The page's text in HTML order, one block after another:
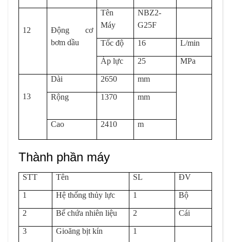
12
Động cơ
bơm dầu
Tên
Máy
NBZ2-
G25F
Tốc độ 16 L/min
Áp lực 25 MPa
13
Dài 2650 mm
Rộng 1370 mm
Cao 2410 m
Thành phần máy
STT Tên SL ĐV
1 Hệ thống thủy lực 1 Bộ
2 Bể chứa nhiên liệu 2 Cái
3 Gioăng bịt kín 1